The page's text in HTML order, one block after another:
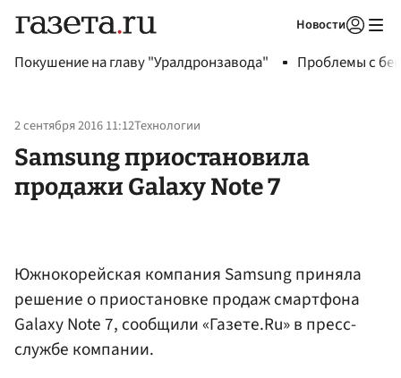
Новости
Покушение на главу "Уралдронзавода" Проблемы с
2 сентября 2016 11:12Технологии
Samsung приостановила
продажи Galaxy Note 7
Южнокорейская компания Samsung приняла
решение о приостановке продаж смартфона
Galaxy Note 7, сообщили «Газете.Ru» в пресс-
службе компании.